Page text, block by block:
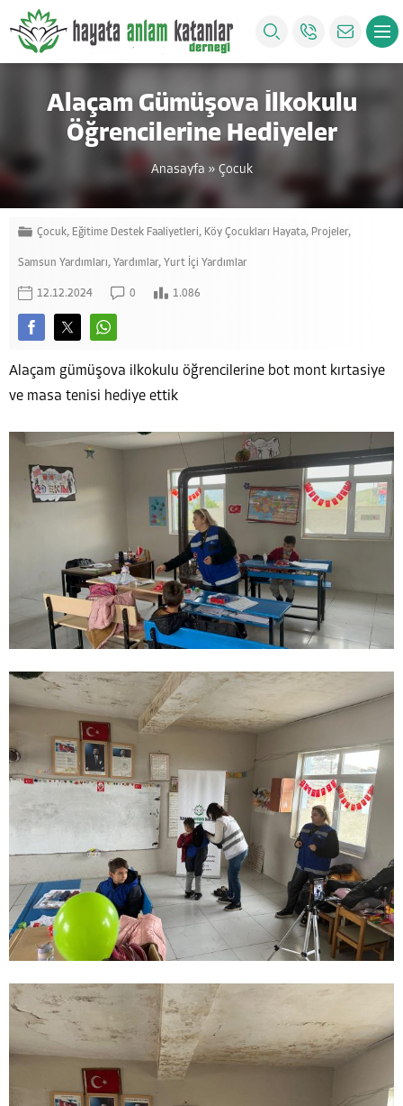
Alaçam Gümüşova İlkokulu
Öğrencilerine Hediyeler
Anasayfa » Çocuk
Çocuk, Eğitime Destek Faaliyetleri, Köy Çocukları Hayata, Projeler,
Samsun Yardımları, Yardımlar, Yurt İçi Yardımlar
12.12.2024 0 1.086
Alaçam gümüşova ilkokulu öğrencilerine bot mont kırtasiye
ve masa tenisi hediye ettik